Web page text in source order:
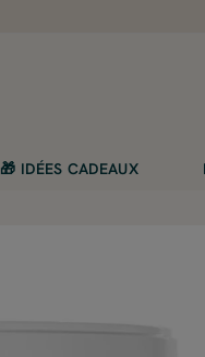
🎁 IDÉES CADEAUX